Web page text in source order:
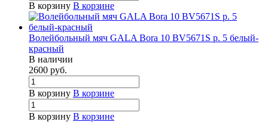
В корзину В корзине
Волейбольный мяч GALA Bora 10 BV5671S р. 5 белый-
красный
В наличии
2600 руб.
В корзину В корзине
В корзину В корзине